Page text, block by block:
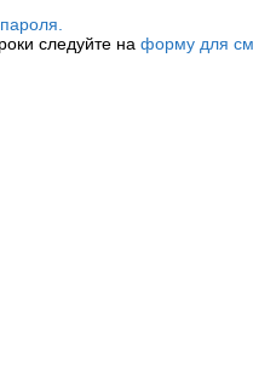
следуйте на форму для